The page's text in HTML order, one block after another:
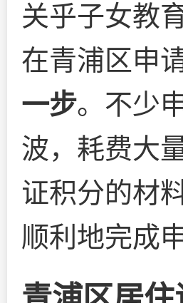
关乎子女教
在青浦区申
一步。不少
波，耗费大
证积分的材
顺利地完成